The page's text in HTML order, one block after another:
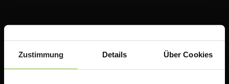
Zustimmung Details Über Cookies
85521 Ottobrunn / Riemerling
Deutschland